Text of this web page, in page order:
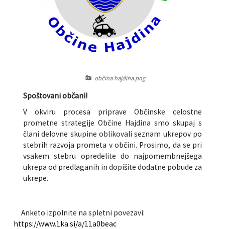
občina hajdina.png
Spoštovani občani!
V okviru procesa priprave Občinske celostne
prometne strategije Občine Hajdina smo skupaj s
člani delovne skupine oblikovali seznam ukrepov po
stebrih razvoja prometa v občini. Prosimo, da se pri
vsakem stebru opredelite do najpomembnejšega
ukrepa od predlaganih in dopišite dodatne pobude za
ukrepe.
Anketo izpolnite na spletni povezavi:
https://www.1ka.si/a/11a0beac
Informacije javnega značaja
Javni razpisi, natečaji, namere...
Projekti in investicije
Lokalne volitve
Napovedniki SIP TV